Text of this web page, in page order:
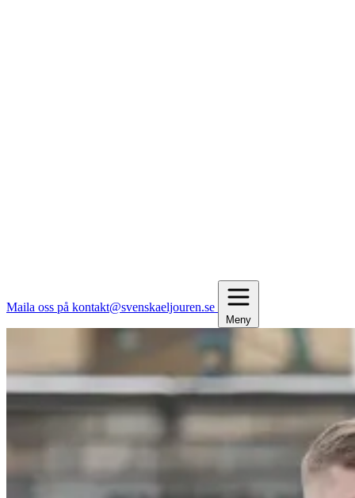
Maila oss på kontakt@svenskaeljouren.se
Meny